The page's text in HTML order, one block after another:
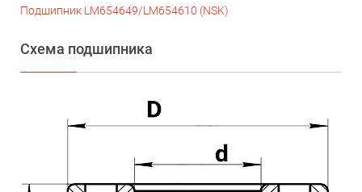
Подшипник LM654649/LM654610 (NSK)
Схема подшипника